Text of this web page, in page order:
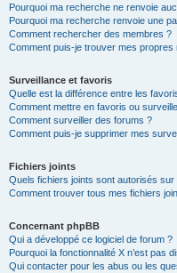
Pourquoi ma recherche ne renvoie
Pourquoi ma recherche renvoie une
Comment rechercher des membres ?
Comment puis-je trouver mes
Surveillance et favoris
Quelle est la différence entre les
Comment mettre en favoris ou
Comment surveiller des forums ?
Comment puis-je supprimer mes
Fichiers joints
Quels fichiers joints sont autorisés sur
Comment trouver tous mes fichiers
Concernant phpBB
Qui a développé ce logiciel de forum ?
Pourquoi la fonctionnalité X n’est pas
Qui contacter pour les abus ou les